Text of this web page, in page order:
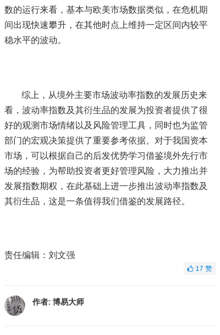
数的运行来看，基本与欧美市场数据类似，在危机期
间出现快速攀升，在其他时点上维持一定区间内较平
稳水平的波动。
综上，从境外主要市场波动率指数的发展历史来
看，波动率指数及其衍生品的发展为投资者提供了很
好的观测市场情绪以及风险管理工具，同时也为监管
部门的宏观决策提供了重要参考依据。对于我国资本
市场，可以根据自己的后发优势学习借鉴境外先行市
场的经验，为帮助投资者更好管理风险，大力推出并
发展指数期权，在此基础上进一步推出波动率指数及
其衍生品，这是一条值得我们借鉴的发展路径。
责任编辑：刘文强
17赞
作者: 博易大师